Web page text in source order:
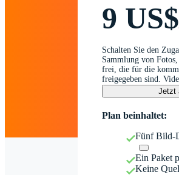
9 US$
Schalten Sie den
Sammlung von
frei, die für die
freigegeben sind.
Jetzt
Plan beinhaltet:
Fünf Bild-
Ein Paket
Keine